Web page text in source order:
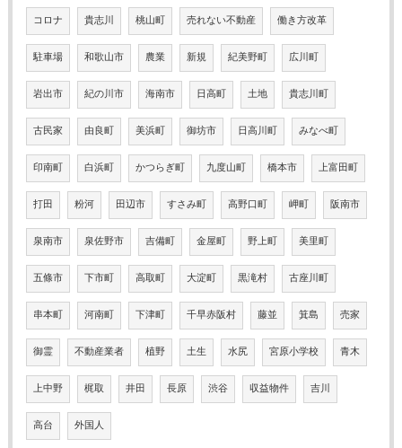
コロナ 貴志川 桃山町 売れない不動産 働き方改革
駐車場 和歌山市 農業 新規 紀美野町 広川町
岩出市 紀の川市 海南市 日高町 土地 貴志川町
古民家 由良町 美浜町 御坊市 日高川町 みなべ町
印南町 白浜町 かつらぎ町 九度山町 橋本市 上富田町
打田 粉河 田辺市 すさみ町 高野口町 岬町 阪南市
泉南市 泉佐野市 吉備町 金屋町 野上町 美里町
五條市 下市町 高取町 大淀町 黒滝村 古座川町
串本町 河南町 下津町 千早赤阪村 藤並 箕島 売家
御霊 不動産業者 植野 土生 水尻 宮原小学校 青木
上中野 梶取 井田 長原 渋谷 収益物件 吉川
高台 外国人